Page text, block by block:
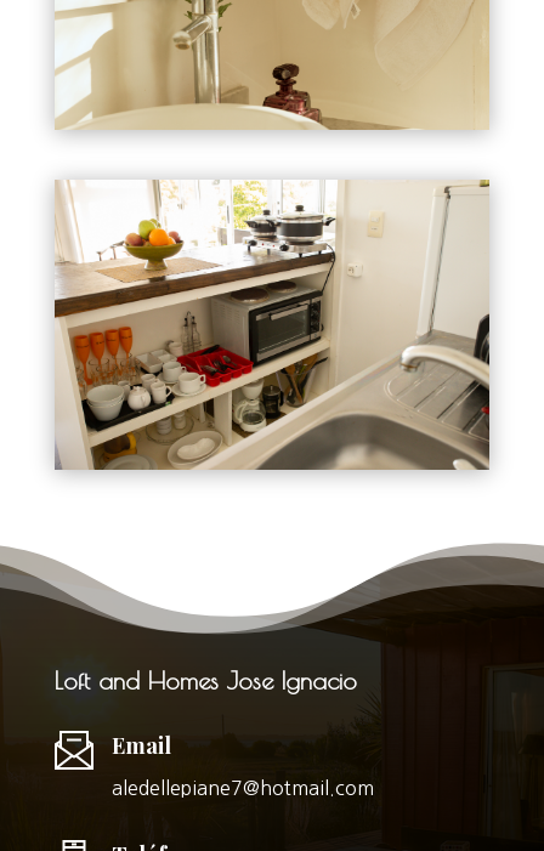
Loft and Homes Jose Ignacio
Email
aledellepiane7@hotmail.com